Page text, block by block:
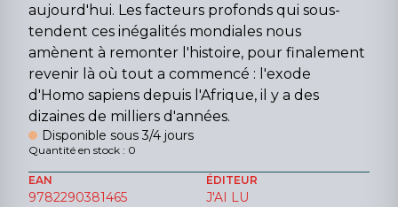
aujourd'hui. Les facteurs profonds qui sous-
tendent ces inégalités mondiales nous
amènent à remonter l'histoire, pour finalement
revenir là où tout a commencé : l'exode
d'Homo sapiens depuis l'Afrique, il y a des
dizaines de milliers d'années.
Disponible sous 3/4 jours
Quantité en stock : 0
EAN
9782290381465
ÉDITEUR
J'AI LU